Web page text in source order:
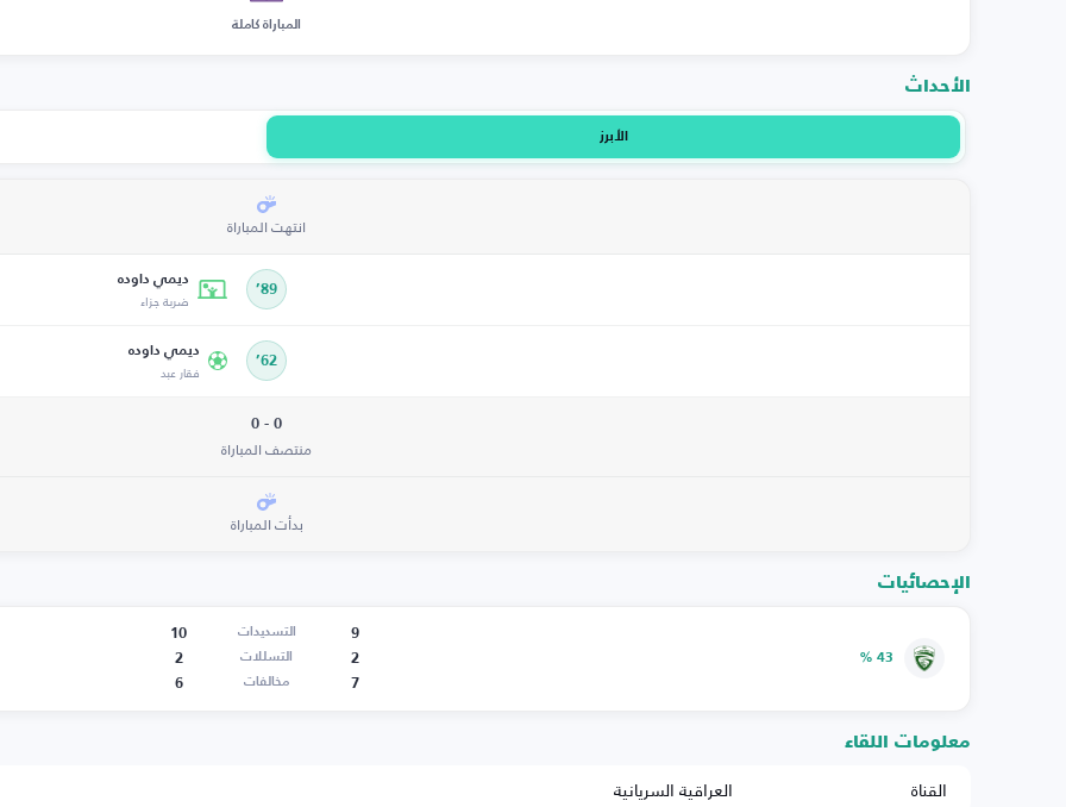
المباراة كاملة
الأحداث
الأبرز
انتهت المباراة
89’
ديمي داوده
ضربة جزاء
62’
ديمي داوده
فقار عبد
0 - 0
منتصف المباراة
بدأت المباراة
الإحصائيات
43 %
9 التسديدات
10
2
التسللات
2
7
مخالفات 6
معلومات اللقاء
القناة
العراقية السريانية